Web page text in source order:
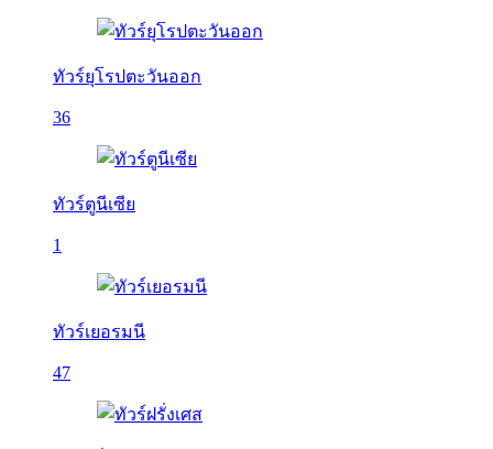
ทัวร์ยุโรปตะวันออก
36
ทัวร์ตูนีเซีย
1
ทัวร์เยอรมนี
47